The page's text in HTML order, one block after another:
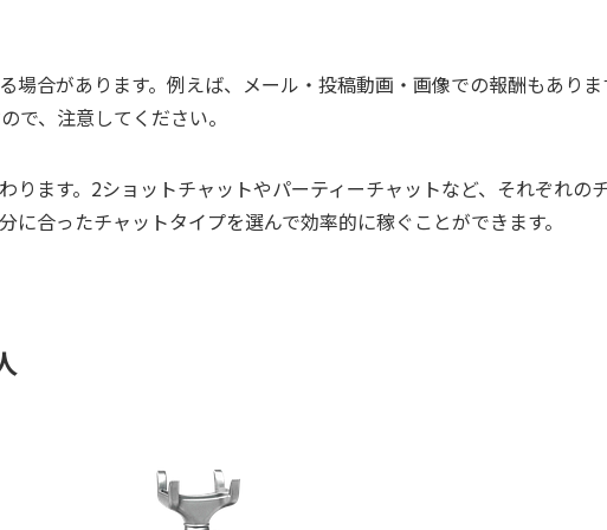
場合があります。例えば、メール・投稿動画・画像での報酬もあり
で、注意してください。
ります。2ショットチャットやパーティーチャットなど、それぞれの
に合ったチャットタイプを選んで効率的に稼ぐことができます。